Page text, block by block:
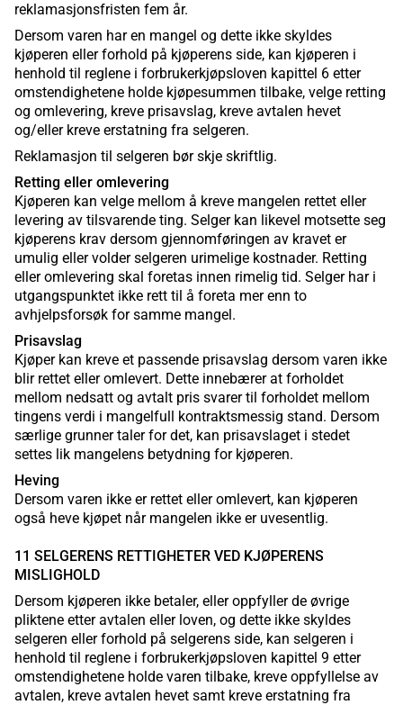
reklamasjonsfristen fem år.
Dersom varen har en mangel og dette ikke skyldes
kjøperen eller forhold på kjøperens side, kan kjøperen i
henhold til reglene i forbrukerkjøpsloven kapittel 6 etter
omstendighetene holde kjøpesummen tilbake, velge retting
og omlevering, kreve prisavslag, kreve avtalen hevet
og/eller kreve erstatning fra selgeren.
Reklamasjon til selgeren bør skje skriftlig.
Retting eller omlevering
Kjøperen kan velge mellom å kreve mangelen rettet eller
levering av tilsvarende ting. Selger kan likevel motsette seg
kjøperens krav dersom gjennomføringen av kravet er
umulig eller volder selgeren urimelige kostnader. Retting
eller omlevering skal foretas innen rimelig tid. Selger har i
utgangspunktet ikke rett til å foreta mer enn to
avhjelpsforsøk for samme mangel.
Prisavslag
Kjøper kan kreve et passende prisavslag dersom varen ikke
blir rettet eller omlevert. Dette innebærer at forholdet
mellom nedsatt og avtalt pris svarer til forholdet mellom
tingens verdi i mangelfull kontraktsmessig stand. Dersom
særlige grunner taler for det, kan prisavslaget i stedet
settes lik mangelens betydning for kjøperen.
Heving
Dersom varen ikke er rettet eller omlevert, kan kjøperen
også heve kjøpet når mangelen ikke er uvesentlig.
11 SELGERENS RETTIGHETER VED KJØPERENS
MISLIGHOLD
Dersom kjøperen ikke betaler, eller oppfyller de øvrige
pliktene etter avtalen eller loven, og dette ikke skyldes
selgeren eller forhold på selgerens side, kan selgeren i
henhold til reglene i forbrukerkjøpsloven kapittel 9 etter
omstendighetene holde varen tilbake, kreve oppfyllelse av
avtalen, kreve avtalen hevet samt kreve erstatning fra